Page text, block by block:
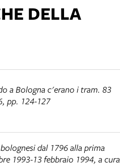
DELLA
a Bologna c'erano i tram. 83
pp. 124-127
dal 1796 alla prima
1993-13 febbraio 1994, a cura